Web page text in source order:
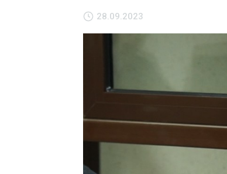
28.09.2023